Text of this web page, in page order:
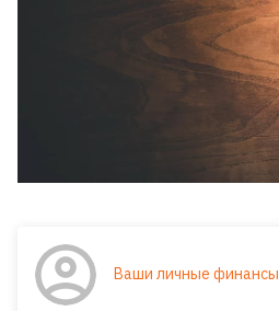
Ваши личные финансы